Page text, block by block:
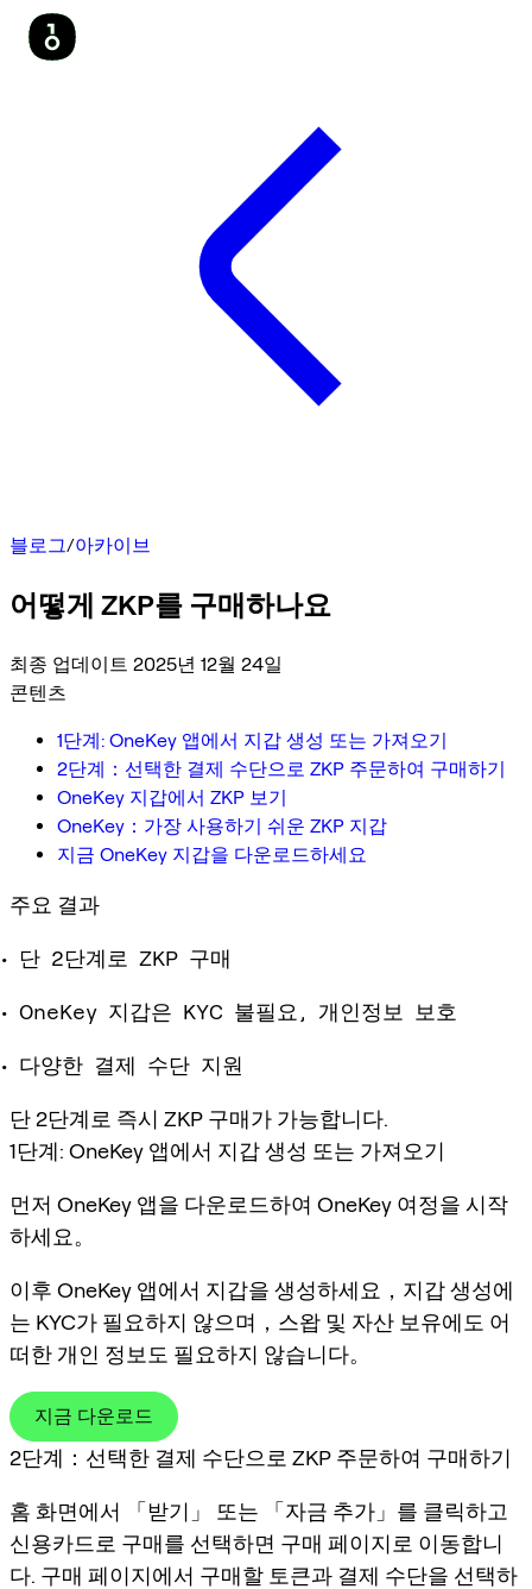
블로그/아카이브
어떻게 ZKP를 구매하나요
최종 업데이트 2025년 12월 24일
콘텐츠
1단계: OneKey 앱에서 지갑 생성 또는 가져오기
2단계：선택한 결제 수단으로 ZKP 주문하여 구매하기
OneKey 지갑에서 ZKP 보기
OneKey：가장 사용하기 쉬운 ZKP 지갑
지금 OneKey 지갑을 다운로드하세요
주요 결과
단 2단계로 ZKP 구매
OneKey 지갑은 KYC 불필요, 개인정보 보호
다양한 결제 수단 지원
단 2단계로 즉시 ZKP 구매가 가능합니다.
1단계: OneKey 앱에서 지갑 생성 또는 가져오기
먼저 OneKey 앱을 다운로드하여 OneKey 여정을 시작
하세요。
이후 OneKey 앱에서 지갑을 생성하세요，지갑 생성에
는 KYC가 필요하지 않으며，스왑 및 자산 보유에도 어
떠한 개인 정보도 필요하지 않습니다。
지금 다운로드
2단계：선택한 결제 수단으로 ZKP 주문하여 구매하기
홈 화면에서 「받기」 또는 「자금 추가」를 클릭하고
신용카드로 구매를 선택하면 구매 페이지로 이동합니
다. 구매 페이지에서 구매할 토큰과 결제 수단을 선택하